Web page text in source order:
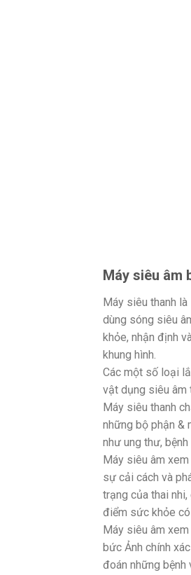
Máy siêu âm
Máy siêu thanh
dùng sóng siêu
khỏe, nhận định
khung hình.
Các một số loại
vật dụng siêu âm
Máy siêu thanh
những bộ phận &
như ung thư,
Máy siêu âm
sự cải cách và
trạng của thai
điểm sức khỏe có
Máy siêu âm
bức Ảnh chính
đoán những bệnh